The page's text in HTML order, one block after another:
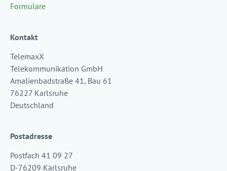
Formulare
Kontakt
TelemaxX
Telekommunikation GmbH
Amalienbadstraße 41, Bau 61
76227 Karlsruhe
Deutschland
Postadresse
Postfach 41 09 27
D-76209 Karlsruhe